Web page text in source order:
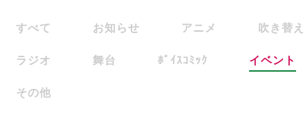
すべて お知らせ アニメ 吹き替え
ラジオ 舞台 ﾎﾞｲｽｺﾐｯｸ イベント
その他